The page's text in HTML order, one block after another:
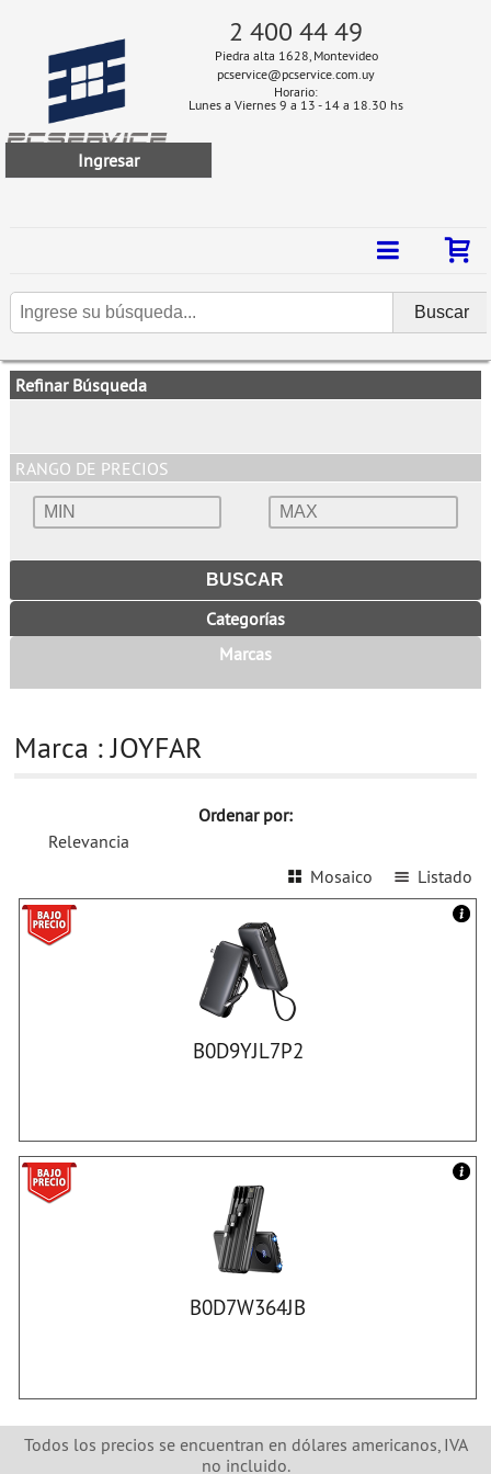
2 400 44 49
Piedra alta 1628, Montevideo
pcservice@pcservice.com.uy
Horario:
Lunes a Viernes 9 a 13 - 14 a 18.30 hs
Ingresar
Refinar Búsqueda
RANGO DE PRECIOS
Categorías
Marcas
Marca : JOYFAR
Ordenar por:
Relevancia
Listado
Mosaico
B0D9YJL7P2
B0D7W364JB
Todos los precios se encuentran en dólares americanos, IVA
no incluido.